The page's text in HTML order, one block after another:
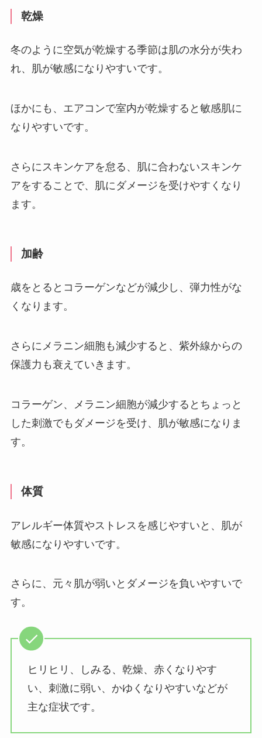
乾燥
冬のように空気が乾燥する季節は肌の水分が失わ
れ、肌が敏感になりやすいです。
ほかにも、エアコンで室内が乾燥すると敏感肌に
なりやすいです。
さらにスキンケアを怠る、肌に合わないスキンケ
アをすることで、肌にダメージを受けやすくなり
ます。
加齢
歳をとるとコラーゲンなどが減少し、弾力性がな
くなります。
さらにメラニン細胞も減少すると、紫外線からの
保護力も衰えていきます。
コラーゲン、メラニン細胞が減少するとちょっと
した刺激でもダメージを受け、肌が敏感になりま
す。
体質
アレルギー体質やストレスを感じやすいと、肌が
敏感になりやすいです。
さらに、元々肌が弱いとダメージを負いやすいで
す。
ヒリヒリ、しみる、乾燥、赤くなりやす
い、刺激に弱い、かゆくなりやすいなどが
主な症状です。